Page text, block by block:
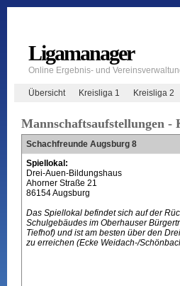
Ligamanager
Online Ergebnis- und
Übersicht Kreisliga 1 Kreisliga 2
Mannschaftsaufstellungen -
Schachfreunde Augsburg 8
Spiellokal:
Drei-Auen-Bildungshaus
Ahorner Straße 21
86154 Augsburg
Das Spiellokal befindet sich auf der
Schulgebäudes im Oberhauser
Tiefhof) und ist am besten über den
zu erreichen (Ecke Weidach-/